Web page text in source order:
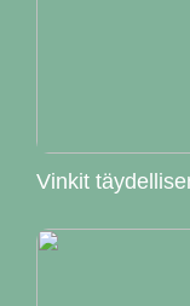
Vinkit